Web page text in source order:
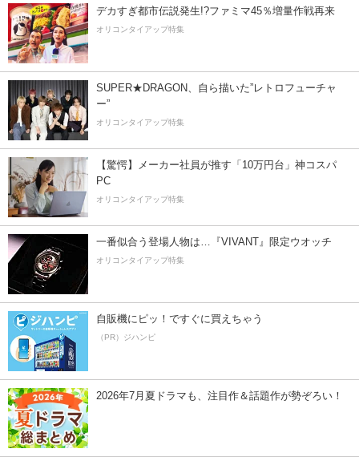
デカすぎ都市伝説発生!?ファミマ45％増量作戦再来
オリコンタイアップ特集
SUPER★DRAGON、自ら描いた”レトロフューチャ
ー”
オリコンタイアップ特集
【驚愕】メーカー社員が推す「10万円台」神コスパ
PC
オリコンタイアップ特集
一番似合う登場人物は…『VIVANT』限定ウオッチ
オリコンタイアップ特集
自販機にピッ！ですぐに買えちゃう
（PR）ジハンピ
2026年7月夏ドラマも、注目作＆話題作が勢ぞろい！